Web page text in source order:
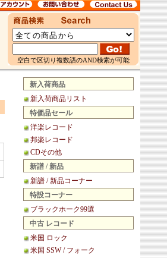
空白で区切り複数語のAND検索が可能
新入荷商品
新入荷商品リスト
特価品セール
洋楽レコード
邦楽レコード
CDその他
新譜 / 新品
新譜 / 新品コーナー
特設コーナー
ブラックホーク99選
中古 レコード
米国 ロック
米国 SSW / フォーク